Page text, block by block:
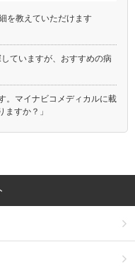
を教えていただけます
ていますが、おすすめの病
。マイナビコメディカルに載
すか？」